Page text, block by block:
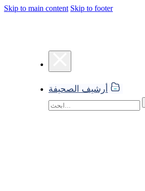
Skip to main content Skip to footer
أرشيف الصحيفة